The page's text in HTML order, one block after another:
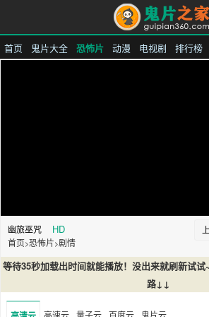
鬼片之家
首页 鬼片大全 恐怖片 动漫 电视剧 排行榜
幽旅巫咒 HD
首页>恐怖片>剧情
等待35秒加载出时间就能播放！没出来就刷新试试
路↓↓
高速云 量子云 百度云 鬼片云